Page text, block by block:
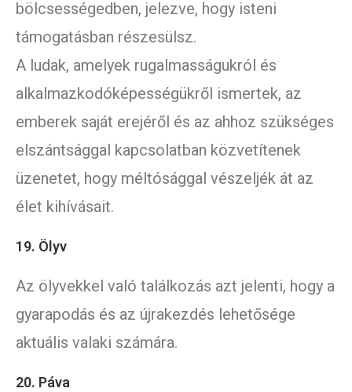
bölcsességedben, jelezve, hogy isteni
támogatásban részesülsz.
A ludak, amelyek rugalmasságukról és
alkalmazkodóképességükről ismertek, az
emberek saját erejéről és az ahhoz szükséges
elszántsággal kapcsolatban közvetítenek
üzenetet, hogy méltósággal vészeljék át az
élet kihívásait.
19. Ölyv
Az ölyvekkel való találkozás azt jelenti, hogy a
gyarapodás és az újrakezdés lehetősége
aktuális valaki számára.
20. Páva